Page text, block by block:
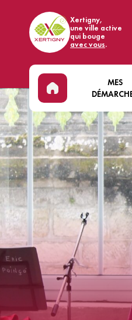
Xertigny,
une ville active
qui bouge
avec vous.
MES
ÉTAT CIVIL &
LOCATIONS DE
COMMUNALES
RECRUTEMENT
ÉCONOMIE
NOUS CONTACTER